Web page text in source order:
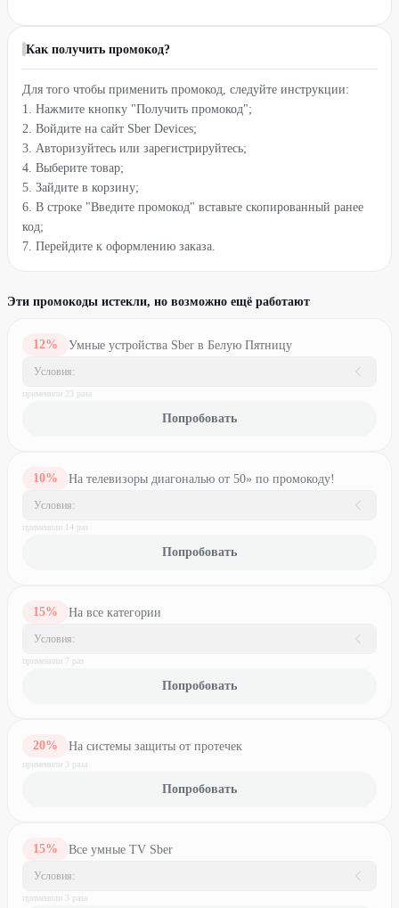
Как получить промокод?
Для того чтобы применить промокод, следуйте инструкции:
1. Нажмите кнопку "Получить промокод";
2. Войдите на сайт Sber Devices;
3. Авторизуйтесь или зарегистрируйтесь;
4. Выберите товар;
5. Зайдите в корзину;
6. В строке "Введите промокод" вставьте скопированный ранее
код;
7. Перейдите к оформлению заказа.
Эти промокоды истекли, но возможно ещё работают
12% Умные устройства Sber в Белую Пятницу
Условия:
применили 23 раз а
Попробовать
10% На телевизоры диагональю от 50» по промокоду!
Условия:
применили 14 раз
Попробовать
15% На все категории
Условия:
применили 7 раз
Попробовать
20% На системы защиты от протечек
применили 3 раз а
Попробовать
15% Все умные TV Sber
Условия:
применили 3 раз а